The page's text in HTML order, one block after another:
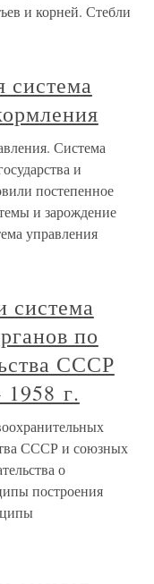
и корней. Стебли
система
Система
и
постепенное
и зарождение
управления
система
по
СССР
г.
СССР и союзных
о
построения